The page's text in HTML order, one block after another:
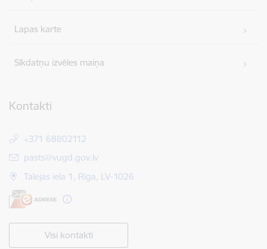
Lapas karte
Sīkdatņu izvēles maiņa
Kontakti
+371 68802112
E-pasts:
pasts@vugd.gov.lv
Talejas iela 1, Rīga, LV-1026
Visi kontakti